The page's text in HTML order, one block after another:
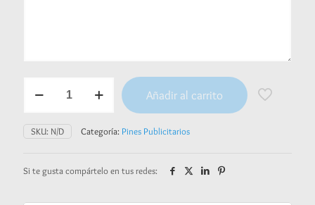
Publicitarios
Añadir al carrito
SKU: N/D Categoría: Pines Publicitarios
Si te gusta compártelo en tus redes: